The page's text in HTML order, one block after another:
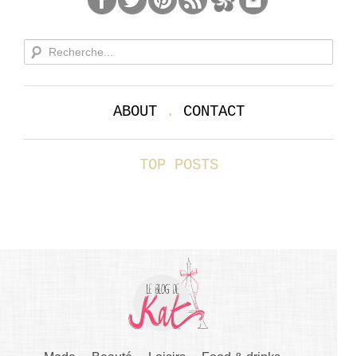
ABOUT. CONTACT
TOP POSTS